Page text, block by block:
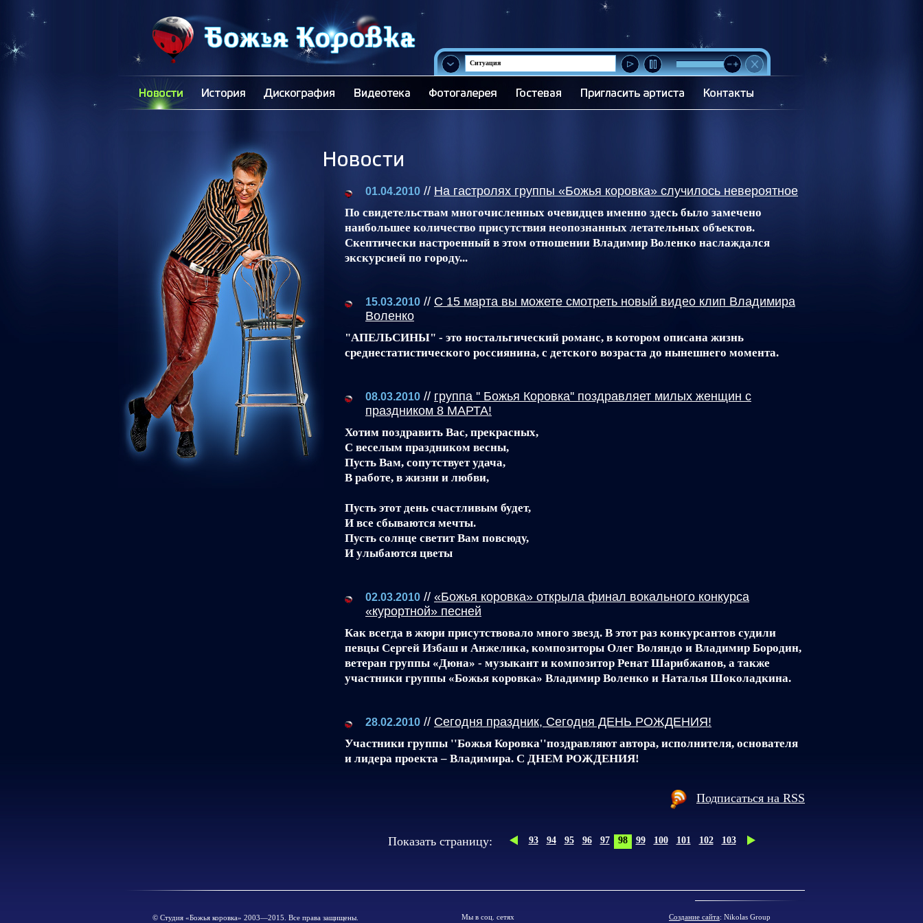
Ситуация
01.04.2010 // На гастролях группы «Божья коровка» случилось невероятное
По свидетельствам многочисленных очевидцев именно здесь было замечено
наибольшее количество присутствия неопознанных летательных объектов.
Скептически настроенный в этом отношении Владимир Воленко наслаждался
экскурсией по городу...
15.03.2010 // С 15 марта вы можете смотреть новый видео клип Владимира
Воленко
"АПЕЛЬСИНЫ" - это ностальгический романс, в котором описана жизнь
среднестатистического россиянина, с детского возраста до нынешнего момента.
08.03.2010 // группа '' Божья Коровка'' поздравляет милых женщин с
праздником 8 МАРТА!
Хотим поздравить Вас, прекрасных,
С веселым праздником весны,
Пусть Вам, сопутствует удача,
В работе, в жизни и любви,
Пусть этот день счастливым будет,
И все сбываются мечты.
Пусть солнце светит Вам повсюду,
И улыбаются цветы
02.03.2010 // «Божья коровка» открыла финал вокального конкурса
«курортной» песней
Как всегда в жюри присутствовало много звезд. В этот раз конкурсантов судили
певцы Сергей Избаш и Анжелика, композиторы Олег Воляндо и Владимир Бородин,
ветеран группы «Дюна» - музыкант и композитор Ренат Шарибжанов, а также
участники группы «Божья коровка» Владимир Воленко и Наталья Шоколадкина.
28.02.2010 // Сегодня праздник, Сегодня ДЕНЬ РОЖДЕНИЯ!
Участники группы ''Божья Коровка''поздравляют автора, исполнителя, основателя
и лидера проекта – Владимира. С ДНЕМ РОЖДЕНИЯ!
Подписаться на RSS
Показать cтраницу: 93 94 95 96 97 98 99 100 101 102 103
© Cтудия «Божья коровка» 2003—2015. Все права защищены. Мы в соц. сетях Создание сайта: Nikolas Group